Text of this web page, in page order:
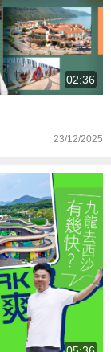
02:36
23/12/2025